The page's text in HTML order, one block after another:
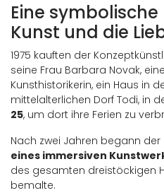
Eine
Kunst und die
1975 kauften der
seine Frau Barbara Novak,
Kunsthistorikerin, ein Haus in
mittelalterlichen Dorf Todi, in
25, um dort ihre Ferien zu
Nach zwei Jahren begann
eines immersiven
des gesamten dreistöckigen
bemalte.